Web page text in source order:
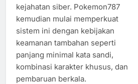
kejahatan siber. Pokemon787
kemudian mulai memperkuat
sistem ini dengan kebijakan
keamanan tambahan seperti
panjang minimal kata sandi,
kombinasi karakter khusus, dan
pembaruan berkala.